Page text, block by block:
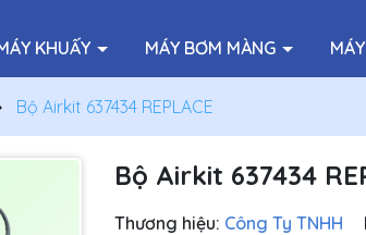
KHUẤY MÁY BƠM MÀNG
Bộ Airkit 637434 REPLACE
Bộ Airkit 637434
Thương hiệu: Công Ty TNHH